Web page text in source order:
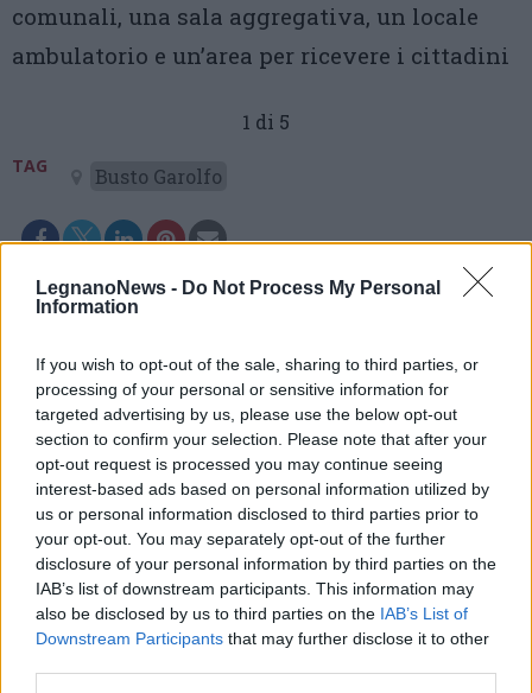
LegnanoNews - Do Not Process My Personal
Information
If you wish to opt-out of the sale, sharing to third parties, or
processing of your personal or sensitive information for
targeted advertising by us, please use the below opt-out
section to confirm your selection. Please note that after your
opt-out request is processed you may continue seeing
interest-based ads based on personal information utilized by
us or personal information disclosed to third parties prior to
your opt-out. You may separately opt-out of the further
disclosure of your personal information by third parties on the
IAB’s list of downstream participants. This information may
also be disclosed by us to third parties on the IAB’s List of
Downstream Participants that may further disclose it to other
comunali, una sala aggregativa, un locale
ambulatorio e un’area per ricevere i cittadini
1 di 5
TAG Busto Garolfo
Leggi l'articolo:
Servizi comunali, ambulatorio e sala aggregativa: ecco il